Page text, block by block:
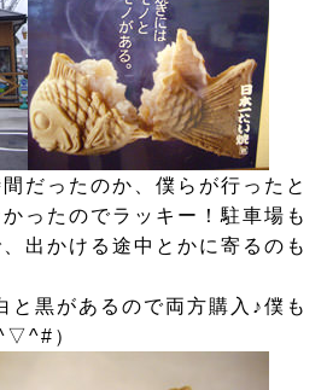
だったのか、僕らが行ったと
ったのでラッキー！駐車場も
出かける途中とかに寄るのも
と黒があるので両方購入♪僕も
）